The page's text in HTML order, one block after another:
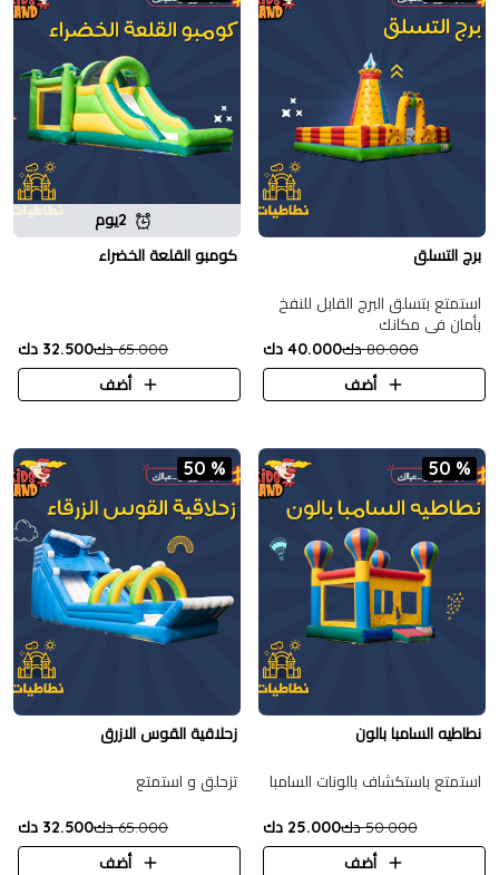
برج التسلق
استمتع بتسلق البرج القابل للنفخ
بأمان في مكانك.
80.000 دك
40.000 دك
أضف
2يوم
كومبو القلعة الخضراء
65.000 دك
32.500 دك
أضف
50 %
نطاطيه السامبا بالون
استمتع باستكشاف بالونات السامبا
50.000 دك
25.000 دك
أضف
50 %
زحلاقية القوس الازرق
تزحلق و استمتع
65.000 دك
32.500 دك
أضف